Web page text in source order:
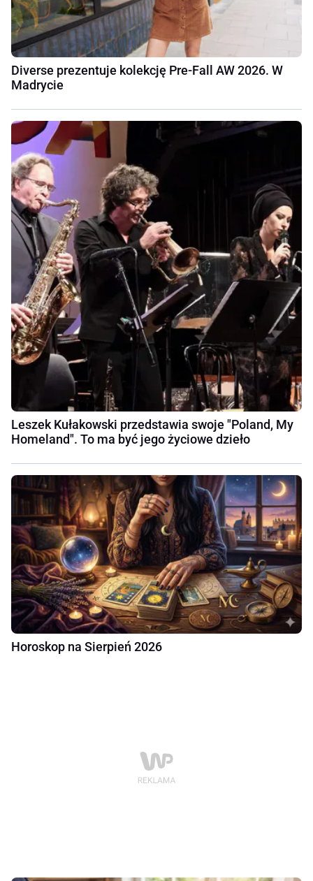
Diverse prezentuje kolekcję Pre-Fall AW 2026. W
Madrycie
Leszek Kułakowski przedstawia swoje "Poland, My
Homeland". To ma być jego życiowe dzieło
Horoskop na Sierpień 2026